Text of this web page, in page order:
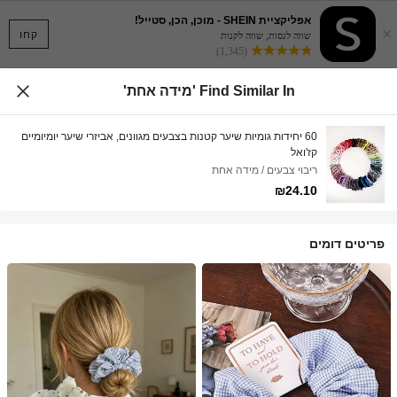
קחו ×
אפליקציית SHEIN - מוכן, הכן, סטייל!
שווה לנסות, שווה לקנות
(1,345)
Find Similar In 'מידה אחת'
60 יחידות גומיות שיער קטנות בצבעים מגוונים, אביזרי שיער יומיומיים
קז'ואל
ריבוי צבעים / מידה אחת
₪24.10
פריטים דומים